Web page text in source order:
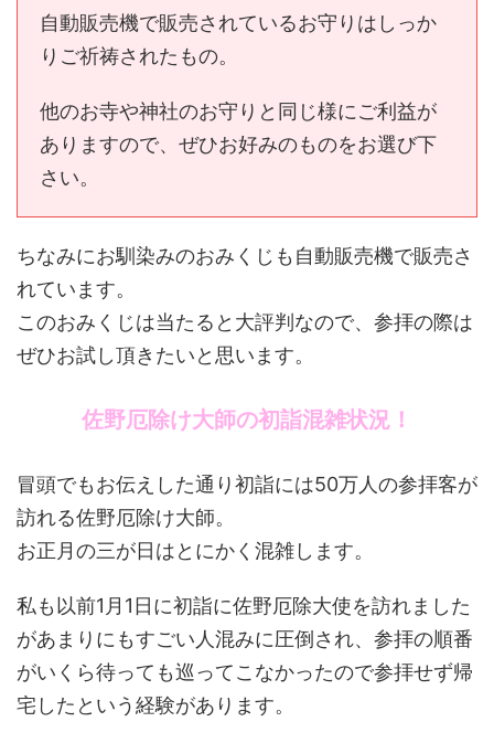
自動販売機で販売されているお守りはしっか
りご祈祷されたもの。
他のお寺や神社のお守りと同じ様にご利益が
ありますので、ぜひお好みのものをお選び下
さい。
ちなみにお馴染みのおみくじも自動販売機で販売さ
れています。
このおみくじは当たると大評判なので、参拝の際は
ぜひお試し頂きたいと思います。
佐野厄除け大師の初詣混雑状況！
冒頭でもお伝えした通り初詣には50万人の参拝客が
訪れる佐野厄除け大師。
お正月の三が日はとにかく混雑します。
私も以前1月1日に初詣に佐野厄除大使を訪れました
があまりにもすごい人混みに圧倒され、参拝の順番
がいくら待っても巡ってこなかったので参拝せず帰
宅したという経験があります。